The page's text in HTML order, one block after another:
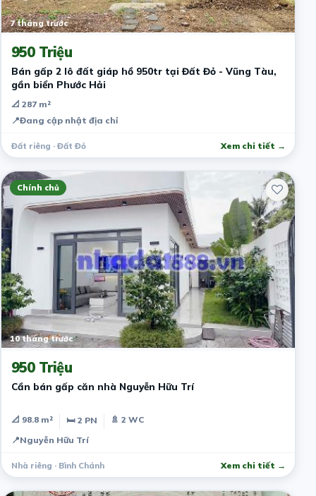
7 tháng trước
950 Triệu
Bán gấp 2 lô đất giáp hồ 950tr tại Đất Đỏ - Vũng Tàu,
gần biển Phước Hải
📐 287 m²
📍Đang cập nhật địa chỉ
Đất riêng · Đất Đỏ Xem chi tiết →
Chính chủ
10 tháng trước
950 Triệu
Cần bán gấp căn nhà Nguyễn Hữu Trí
📐 98.8 m² 🛏 2 PN
🚿 2 WC
📍Nguyễn Hữu Trí
Nhà riêng · Bình Chánh Xem chi tiết →